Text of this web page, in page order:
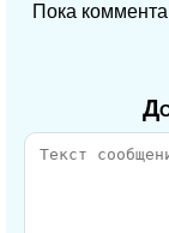
Пока